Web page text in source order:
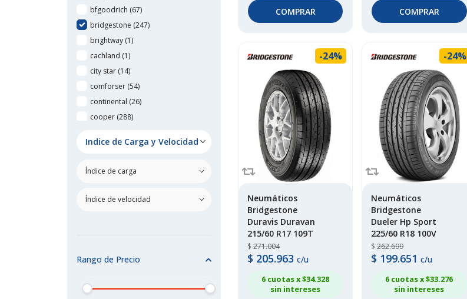
bfgoodrich (67)
bridgestone (247)
brightway (1)
cachland (1)
city star (14)
comforser (54)
continental (26)
cooper (288)
delmax(2)
grenlander
(38)
haida
Indice de Carga y Velocidad
Rango de Precio
COMPRAR COMPRAR
-24%
Neumáticos
Bridgestone
Duravis Duravan
215/60 R17 109T
$ 271.004
$ 205.963 c/u
6 cuotas x $34.328
sin intereses
-24%
Neumáticos
Bridgestone
Dueler Hp Sport
225/60 R18 100V
$262.699
$ 199.651 c/u
6 cuotas x $33.276
sin intereses